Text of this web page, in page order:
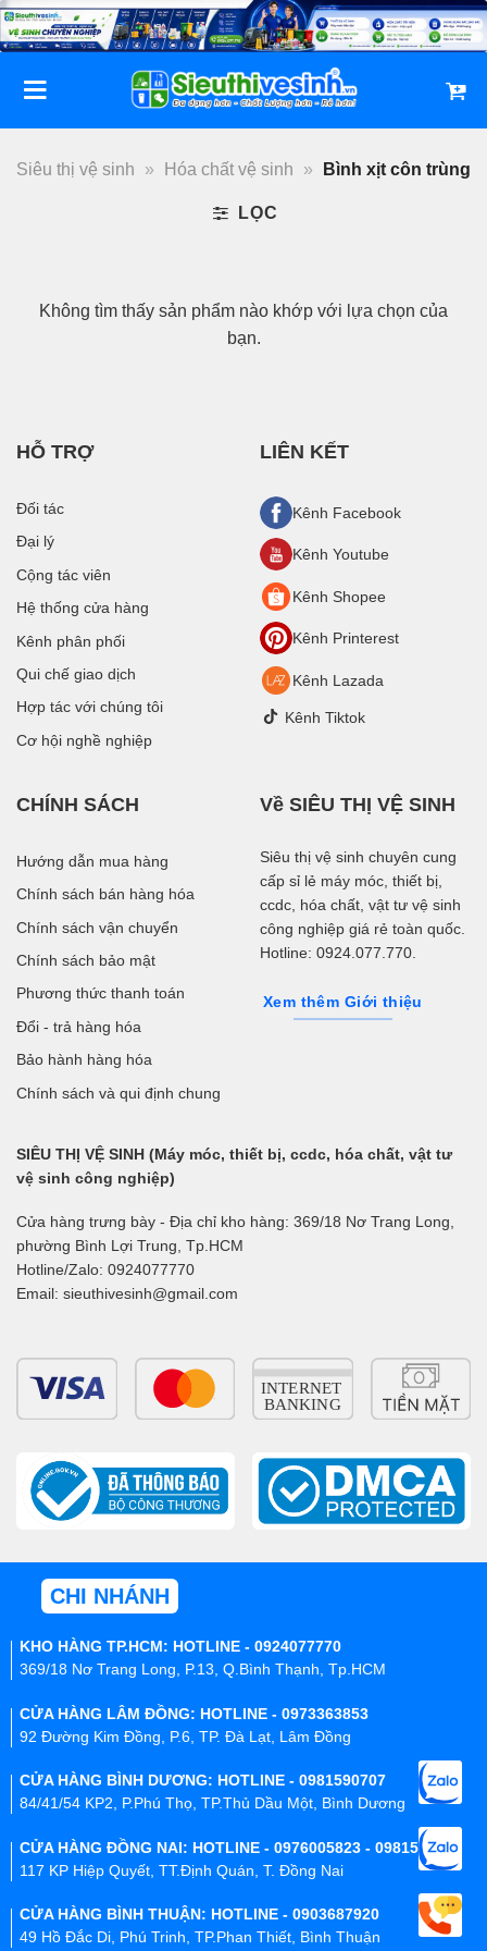
Bỏ
qua
dung
Siêu thị vệ sinh » Hóa chất vệ sinh » Bình xịt côn trùng
LỌC
Không tìm thấy sản phẩm nào khớp với lựa chọn của
bạn.
HỖ TRỢ
Đối tác
Đại lý
Cộng tác viên
Hệ thống cửa hàng
Kênh phân phối
Qui chế giao dịch
Hợp tác với chúng tôi
Cơ hội nghề nghiệp
LIÊN KẾT
Kênh Facebook
Kênh Youtube
Kênh Shopee
Kênh Printerest
Kênh Lazada
Kênh Tiktok
CHÍNH SÁCH
Hướng dẫn mua hàng
Chính sách bán hàng hóa
Chính sách vận chuyển
Chính sách bảo mật
Phương thức thanh toán
Đổi - trả hàng hóa
Bảo hành hàng hóa
Chính sách và qui định chung
Về SIÊU THỊ VỆ SINH
Siêu thị vệ sinh chuyên cung
cấp sỉ lẻ máy móc, thiết bị,
ccdc, hóa chất, vật tư vệ sinh
công nghiệp giá rẻ toàn quốc.
Hotline: 0924.077.770.
Xem thêm Giới thiệu
SIÊU THỊ VỆ SINH (Máy móc, thiết bị, ccdc, hóa chất, vật tư
vệ sinh công nghiệp)
Cửa hàng trưng bày - Địa chỉ kho hàng: 369/18 Nơ Trang Long,
phường Bình Lợi Trung, Tp.HCM
Hotline/Zalo: 0924077770
Email: sieuthivesinh@gmail.com
CHI NHÁNH
KHO HÀNG TP.HCM: HOTLINE - 0924077770
369/18 Nơ Trang Long, P.13, Q.Bình Thạnh, Tp.HCM
CỬA HÀNG LÂM ĐỒNG: HOTLINE - 0973363853
92 Đường Kim Đồng, P.6, TP. Đà Lạt, Lâm Đồng
CỬA HÀNG BÌNH DƯƠNG: HOTLINE - 0981590707
84/41/54 KP2, P.Phú Thọ, TP.Thủ Dầu Một, Bình Dương
CỬA HÀNG ĐỒNG NAI: HOTLINE - 0976005823 - 0981590707
117 KP Hiệp Quyết, TT.Định Quán, T. Đồng Nai
CỬA HÀNG BÌNH THUẬN: HOTLINE - 0903687920
49 Hồ Đắc Di, Phú Trinh, TP.Phan Thiết, Bình Thuận